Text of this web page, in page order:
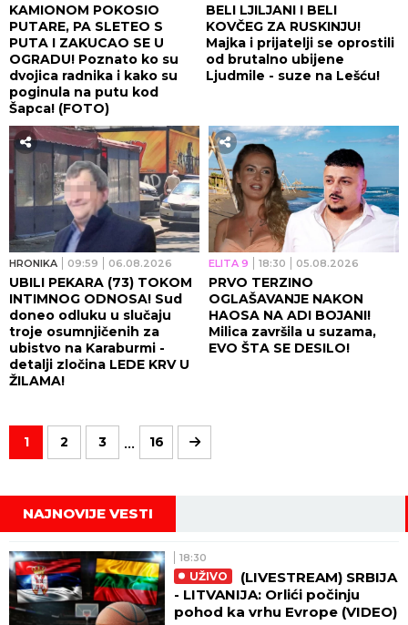
KAMIONOM POKOSIO
PUTARE, PA SLETEO S
PUTA I ZAKUCAO SE U
OGRADU! Poznato ko su
dvojica radnika i kako su
poginula na putu kod
Šapca! (FOTO)
BELI LJILJANI I BELI
KOVČEG ZA RUSKINJU!
Majka i prijatelji se oprostili
od brutalno ubijene
Ljudmile - suze na Lešću!
HRONIKA 09:59 06.08.2026
UBILI PEKARA (73) TOKOM
INTIMNOG ODNOSA! Sud
doneo odluku u slučaju
troje osumnjičenih za
ubistvo na Karaburmi -
detalji zločina LEDE KRV U
ŽILAMA!
ELITA 9 18:30 05.08.2026
PRVO TERZINO
OGLAŠAVANJE NAKON
HAOSA NA ADI BOJANI!
Milica završila u suzama,
EVO ŠTA SE DESILO!
1 2 3 ... 16
NAJNOVIJE VESTI
18:30
UŽIVO
(LIVESTREAM) SRBIJA
- LITVANIJA: Orlići počinju
pohod ka vrhu Evrope (VIDEO)